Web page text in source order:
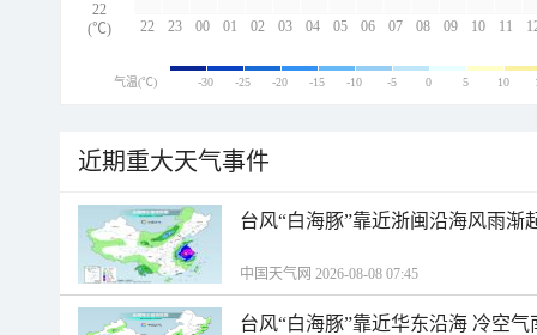
22 23 00 01 02 03 04 05 06 07 08 09 10 11
22
(℃)
气温(℃) -30 -25 -20 -15 -10 -5 0 5 10
近期重大天气事件
台风“白海豚”靠近浙闽沿海风雨渐
中国天气网 2026-08-08 07:45
台风“白海豚”靠近华东沿海 冷空